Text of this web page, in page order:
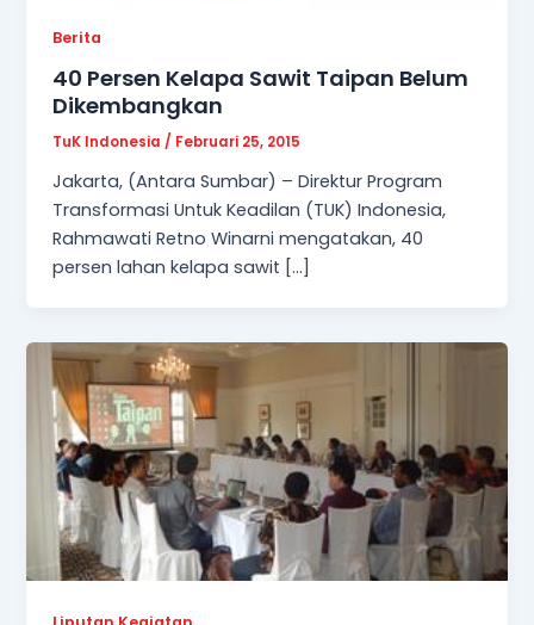
Berita
40 Persen Kelapa Sawit Taipan Belum
Dikembangkan
TuK Indonesia/ Februari 25, 2015
Jakarta, (Antara Sumbar) – Direktur Program
Transformasi Untuk Keadilan (TUK) Indonesia,
Rahmawati Retno Winarni mengatakan, 40
persen lahan kelapa sawit […]